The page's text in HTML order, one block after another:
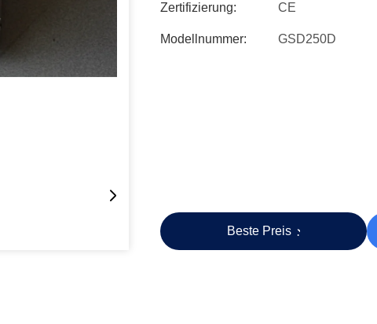
Zertifizierung: CE
Modellnummer: GSD250D
Beste Preis